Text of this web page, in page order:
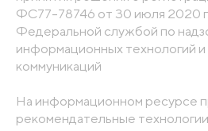
ФС77-78746 от 30 июля 2020
Федеральной службой по
информационных технологий и
коммуникаций
На информационном ресурсе
рекомендательные